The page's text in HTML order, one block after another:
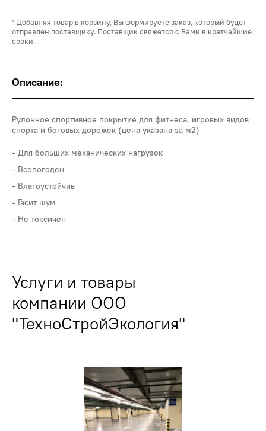
* Добавляя товар в корзину, Вы формируете заказ, который будет
отправлен поставщику. Поставщик свяжется с Вами в кратчайшие
сроки.
Описание:
Рулонное спортивное покрытие для фитнеса, игровых видов
спорта и беговых дорожек (цена указана за м2)
Для больших механических нагрузок
Всепогоден
Влагоустойчив
Гасит шум
Не токсичен
Услуги и товары
компании ООО
"ТехноСтройЭкология"